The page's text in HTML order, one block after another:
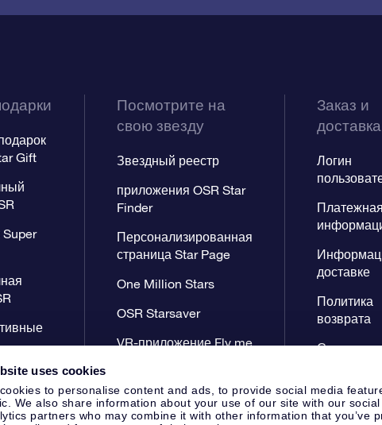
uses cookies
to personalise content and ads, to provide social media
We also share information about your use of our site with our
partners who may combine it with other information that you’ve
Gift
Посмотрите на
свою звезду
Звездный реестр
приложения OSR Star
Finder
Персонализированная
страница Star Page
One Million Stars
OSR Starsaver
VR-приложение Fly me
Заказ и
доставка
Логин
Платежная
доставке
Политика
возврата